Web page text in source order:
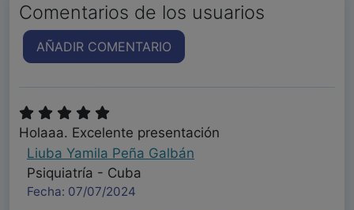
Comentarios de los usuarios
AÑADIR COMENTARIO
Holaaa. Excelente presentación
Liuba Yamila Peña Galbán
Psiquiatría - Cuba
Fecha: 07/07/2024